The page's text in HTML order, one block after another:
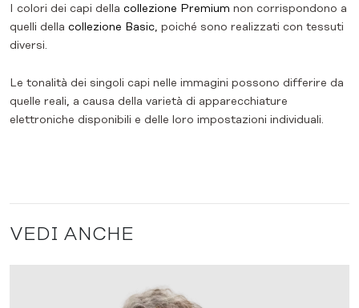
I colori dei capi della collezione Premium non corrispondono a
quelli della collezione Basic, poiché sono realizzati con tessuti
diversi.
Le tonalità dei singoli capi nelle immagini possono differire da
quelle reali, a causa della varietà di apparecchiature
elettroniche disponibili e delle loro impostazioni individuali.
VEDI ANCHE